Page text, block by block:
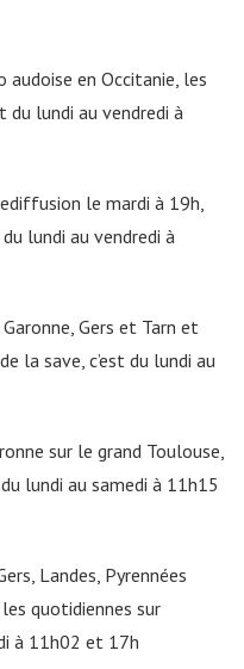
en Occitanie, les
du lundi au vendredi à
le mardi à 19h,
lundi au vendredi à
Gers et Tarn et
la save, c’est du lundi au
sur le grand Toulouse,
lundi au samedi à 11h15
Landes, Pyrennées
quotidiennes sur
à 11h02 et 17h